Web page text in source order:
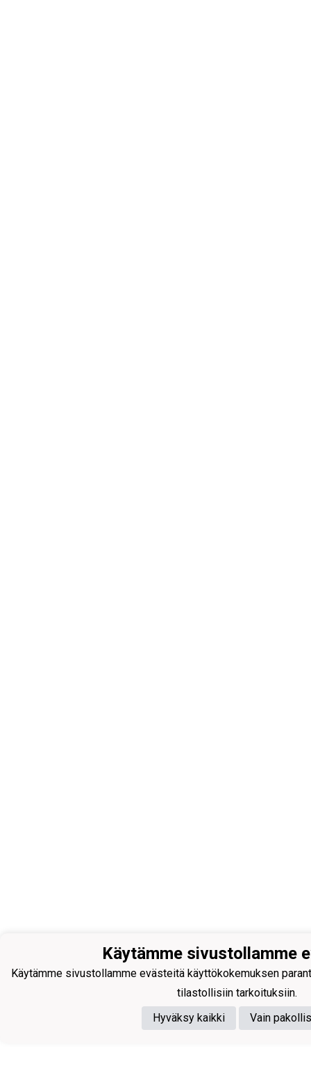
Käytämme sivustollamme
Käytämme sivustollamme evästeitä käyttökokemuksen
tilastollisiin tarkoituksiin.
Hyväksy kaikki
Vain